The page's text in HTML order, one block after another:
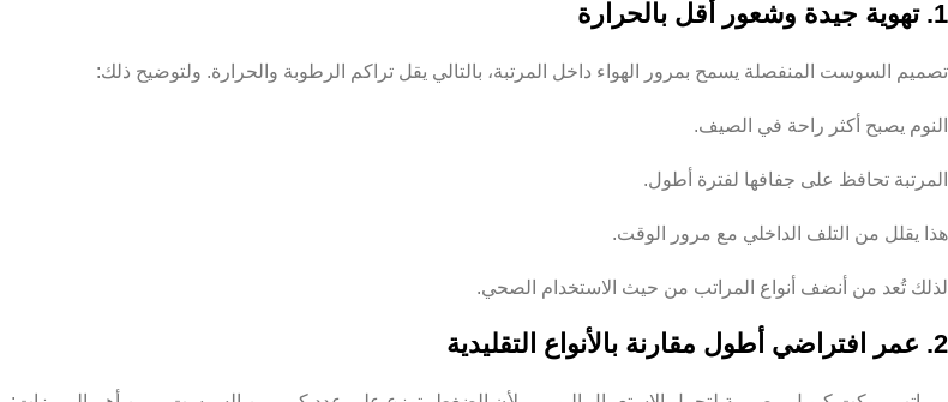
1. تهوية جيدة وشعور أقل بالحرارة
تصميم السوست المنفصلة يسمح بمرور الهواء داخل المرتبة، بالتالي يقل تراكم الرطوبة والحرارة. ولتوضيح ذلك:
النوم يصبح أكثر راحة في الصيف.
المرتبة تحافظ على جفافها لفترة أطول.
هذا يقلل من التلف الداخلي مع مرور الوقت.
لذلك تُعد من أنضف أنواع المراتب من حيث الاستخدام الصحي.
2. عمر افتراضي أطول مقارنة بالأنواع التقليدية